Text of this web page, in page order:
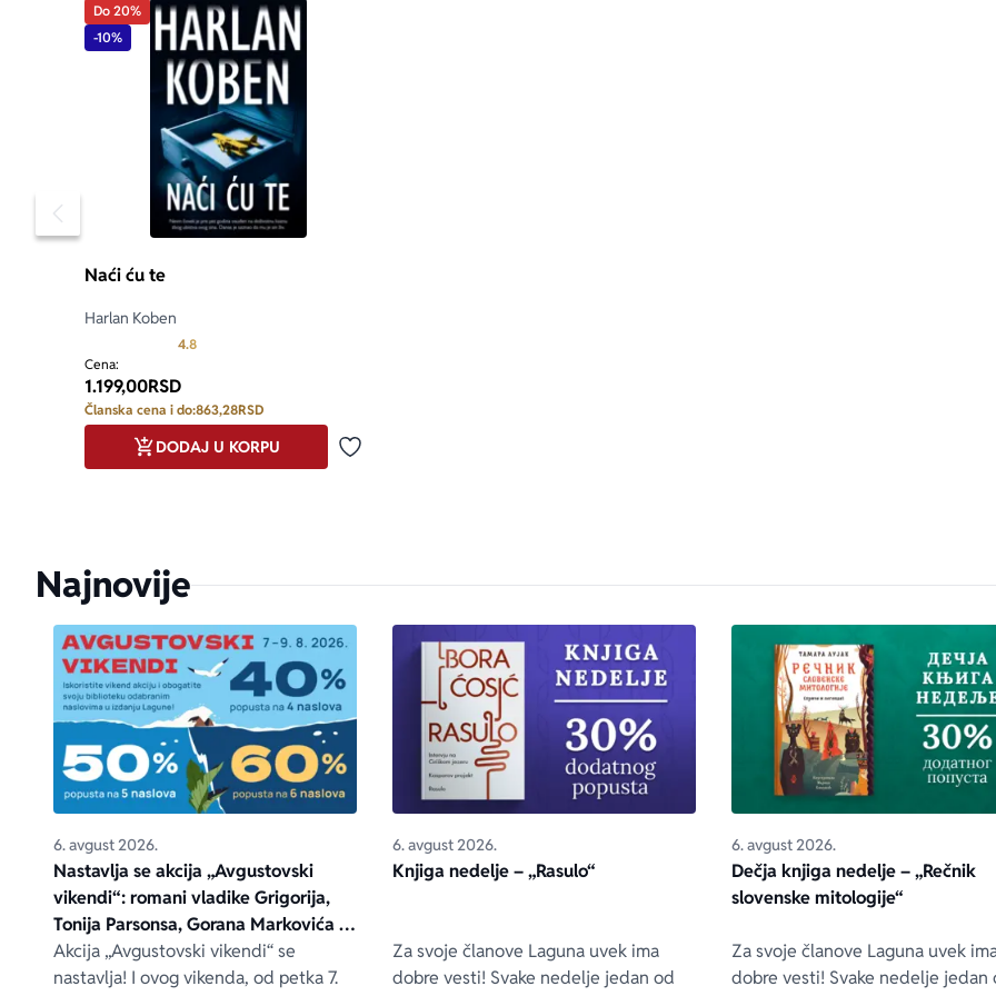
Pomeranje sadržaja slajdera u levo
Do 20%
-10%
Naći ću te
Harlan Koben
4.8Prosecna ocena je 4.8 od 5
Cena:
1.199,00RSD
Članska cena i do:863,28RSD
Dodaj u omiljene
DODAJ U KORPU
Najnovije
6. avgust 2026.
Nastavlja se akcija „Avgustovski
vikendi“: romani vladike Grigorija,
Tonija Parsonsa, Gorana Markovića i
drugih – na popustu od čak 40, 50 i
60%
Akcija „Avgustovski vikendi“ se
nastavlja! I ovog vikenda, od petka 7.
6. avgust 2026.
Knjiga nedelje – „Rasulo“
Za svoje članove Laguna uvek ima
dobre vesti! Svake nedelje jedan od
6. avgust 2026.
Dečja knjiga nedelje – „Rečnik
slovenske mitologije“
Za svoje članove Laguna uvek
dobre vesti! Svake nedelje jedan